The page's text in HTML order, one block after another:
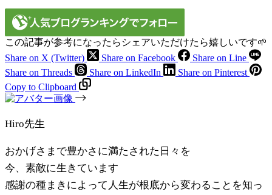
この記事が参考になったらシェアいただけたら嬉しいです🌱
Share on X (Twitter)
Share on Facebook
Share on Line
Share on Threads
Share on LinkedIn
Share on Pinterest
Copy to Clipboard
Hiro先生
おかげさまで豊かさに満たされた日々を
今、素敵に生きています
感謝の種まきによって人生が根底から変わることを知っ